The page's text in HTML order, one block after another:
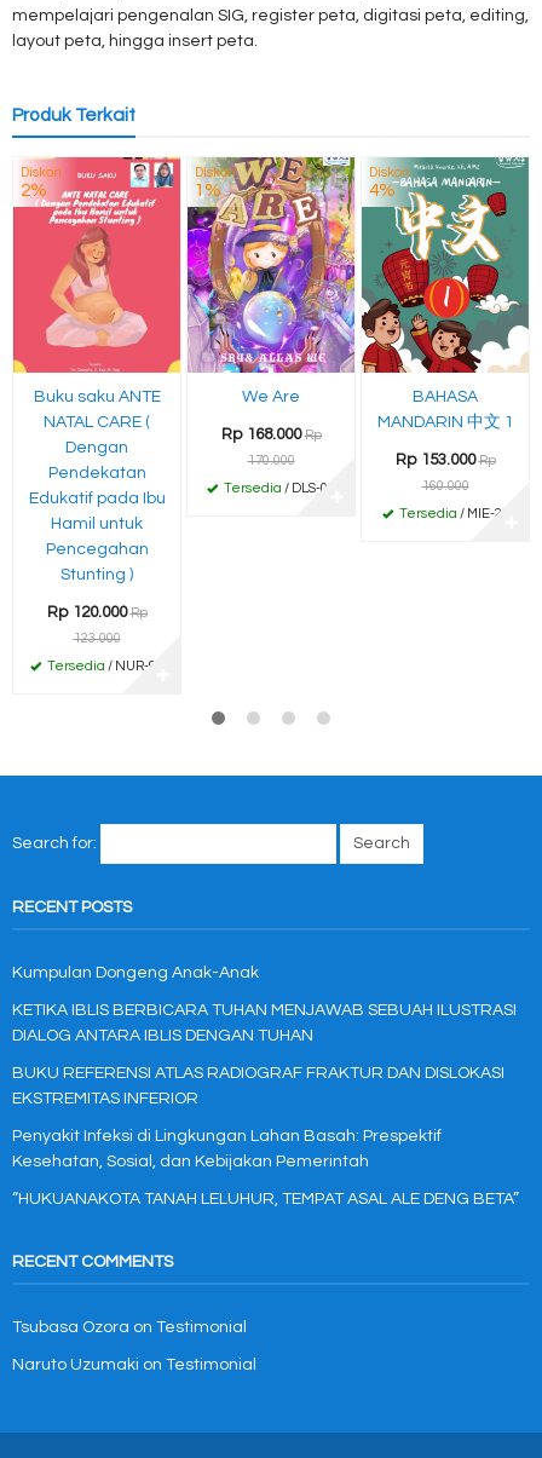
mempelajari pengenalan SIG, register peta, digitasi peta, editing,
layout peta, hingga insert peta.
Produk Terkait
Diskon
2%
Buku saku ANTE
NATAL CARE (
Dengan
Pendekatan
Edukatif pada Ibu
Hamil untuk
Pencegahan
Stunting )
Rp 120.000 Rp
123.000
Tersedia / NUR-93
Diskon
1%
We Are
Rp 168.000 Rp
170.000
Tersedia / DLS-03
Diskon
4%
BAHASA
MANDARIN 中文 1
Rp 153.000 Rp
160.000
Tersedia / MIE-22
Search for:
RECENT POSTS
Kumpulan Dongeng Anak-Anak
KETIKA IBLIS BERBICARA TUHAN MENJAWAB SEBUAH ILUSTRASI
DIALOG ANTARA IBLIS DENGAN TUHAN
BUKU REFERENSI ATLAS RADIOGRAF FRAKTUR DAN DISLOKASI
EKSTREMITAS INFERIOR
Penyakit Infeksi di Lingkungan Lahan Basah: Prespektif
Kesehatan, Sosial, dan Kebijakan Pemerintah
“HUKUANAKOTA TANAH LELUHUR, TEMPAT ASAL ALE DENG BETA”
RECENT COMMENTS
Tsubasa Ozora on Testimonial
Naruto Uzumaki on Testimonial